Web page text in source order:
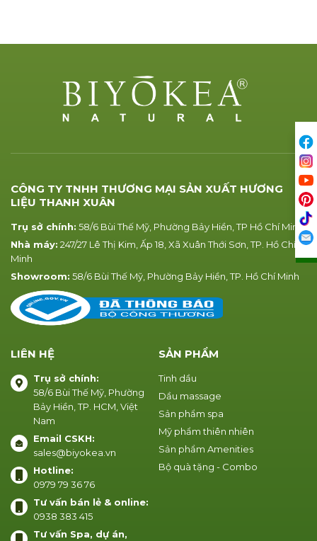
CÔNG TY TNHH THƯƠNG MẠI SẢN XUẤT HƯƠNG
LIỆU THANH XUÂN
Trụ sở chính: 58/6 Bùi Thế Mỹ, Phường Bảy Hiền, TP Hồ Chí Minh
Nhà máy: 247/27 Lê Thị Kim, Ấp 18, Xã Xuân Thới Sơn, TP. Hồ Chí
Minh
Showroom: 58/6 Bùi Thế Mỹ, Phường Bảy Hiền, TP. Hồ Chí Minh
SẢN PHẨM
Tinh dầu
Dầu massage
Sản phẩm spa
Mỹ phẩm thiên nhiên
Sản phẩm Amenities
Bộ quà tặng - Combo
LIÊN HỆ
Trụ sở chính:
58/6 Bùi Thế Mỹ, Phường
Bảy Hiền, TP. HCM, Việt
Nam
Email CSKH:
sales@biyokea.vn
Hotline:
0979 79 36 76
Tư vấn bán lẻ & online:
0938 383 415
Tư vấn Spa, dự án,